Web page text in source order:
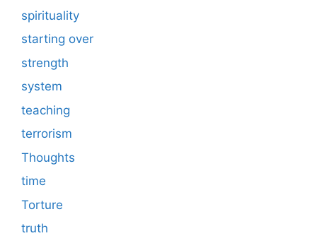
spirituality
starting over
strength
system
teaching
terrorism
Thoughts
time
Torture
truth